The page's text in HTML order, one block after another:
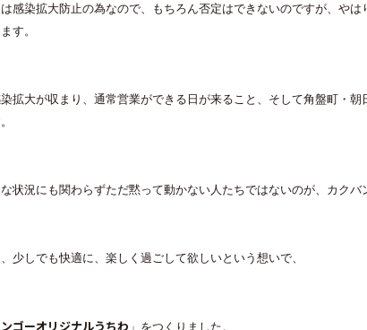
感染拡大防止の為なので、もちろん否定はできないのですが、やは
す。
拡大が収まり、通常営業ができる日が来ること、そして角盤町・朝
状況にも関わらずただ黙って動かない人たちではないのが、カクバ
少しでも快適に、楽しく過ごして欲しいという想いで、
ゴーオリジナルうちわ 」をつくりました。